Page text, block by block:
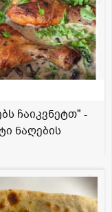
ჩაიკვნეტთ" -
ნაღების